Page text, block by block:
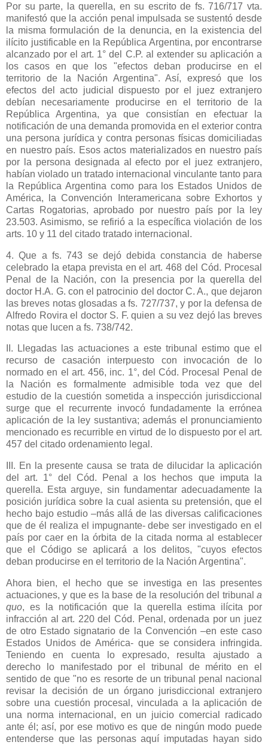
Por su parte, la querella, en su escrito de fs. 716/717 vta.
manifestó que la acción penal impulsada se sustentó desde
la misma formulación de la denuncia, en la existencia del
ilícito justificable en la República Argentina, por encontrarse
alcanzado por el art. 1° del C.P. al extender su aplicación a
los casos en que los "efectos deban producirse en el
territorio de
la Nación Argentina". Así, expresó que los
efectos del acto judicial dispuesto por el juez extranjero
debían necesariamente producirse en el territorio de
la
República Argentina, ya que consistían en efectuar la
notificación de una demanda promovida en el exterior contra
una persona jurídica y contra personas físicas domiciliadas
en nuestro país. Esos actos materializados en nuestro país
por la persona designada al efecto por el juez extranjero,
habían violado un tratado internacional vinculante tanto para
la República Argentina como para los Estados Unidos de
América,
la Convención Interamericana sobre Exhortos y
Cartas Rogatorias, aprobado por nuestro país por la ley
23.503. Asimismo, se refirió a la específica violación de los
arts. 10 y 11 del citado tratado internacional.
4. Que a fs. 743 se dejó debida constancia de haberse
celebrado la etapa prevista en el art. 468 del Cód. Procesal
Penal de
la Nación, con la presencia por la querella del
doctor H.A. G. con el patrocinio del doctor C. A., que dejaron
las breves notas glosadas a fs. 727/737, y por la defensa de
Alfredo Rovira el doctor S. F. quien a su vez dejó las breves
notas que lucen a fs. 738/742.
II. Llegadas las actuaciones a este tribunal estimo que el
recurso de casación interpuesto con invocación de lo
normado en el art. 456, inc. 1°, del Cód. Procesal Penal de
la Nación es formalmente admisible toda vez que del
estudio de la cuestión sometida a inspección jurisdiccional
surge que el recurrente invocó fundadamente la errónea
aplicación de la ley sustantiva; además el pronunciamiento
mencionado es recurrible en virtud de lo dispuesto por el art.
457 del citado ordenamiento legal.
III. En la presente causa se trata de dilucidar la aplicación
del art. 1° del Cód. Penal a los hechos que imputa la
querella. Esta arguye, sin fundamentar adecuadamente la
posición jurídica sobre la cual asienta su pretensión, que el
hecho bajo estudio –más allá de las diversas calificaciones
que de él realiza el impugnante- debe ser investigado en el
país por caer en la órbita de la citada norma al establecer
que el Código se aplicará a los delitos, "cuyos efectos
deban producirse en el territorio de la Nación Argentina".
Ahora bien, el hecho que se investiga en las presentes
actuaciones, y que es la base de la resolución del tribunal a
quo, es la notificación que la querella estima ilícita por
infracción al art. 220 del Cód. Penal, ordenada por un juez
de otro Estado signatario de
la Convención –en este caso
Estados Unidos de América- que se considera infringida.
Teniendo en cuenta lo expresado, resulta ajustado a
derecho lo manifestado por el tribunal de mérito en el
sentido de que "no es resorte de un tribunal penal nacional
revisar la decisión de un órgano jurisdiccional extranjero
sobre una cuestión procesal, vinculada a la aplicación de
una norma internacional, en un juicio comercial radicado
ante él; así, por ese motivo es que de ningún modo puede
entenderse que las personas aquí imputadas hayan sido